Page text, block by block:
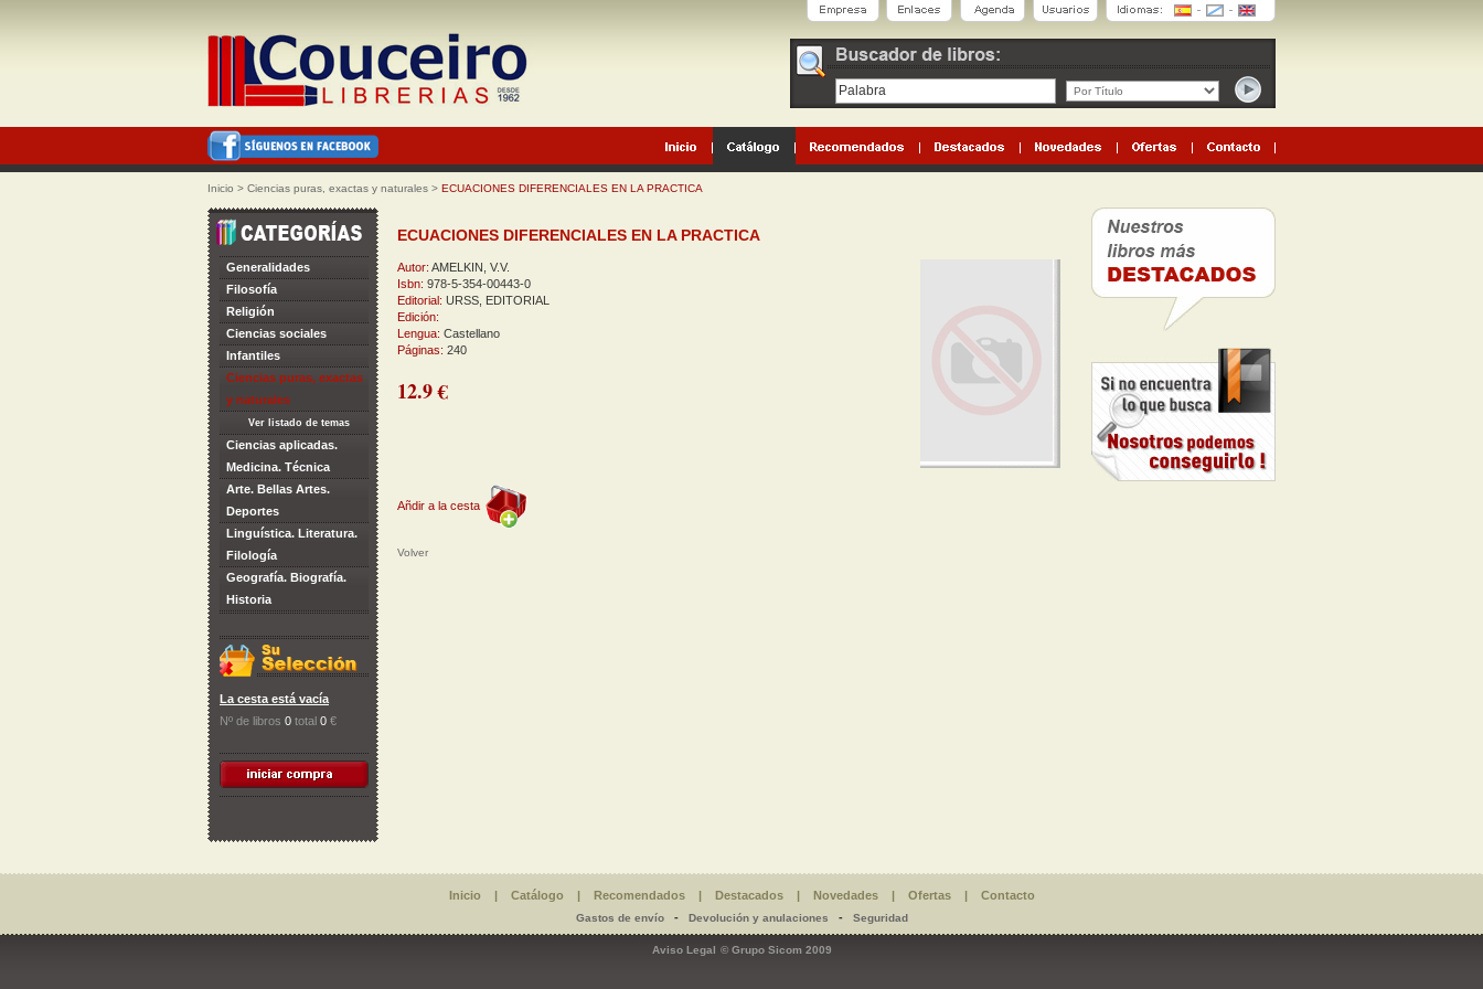
Inicio > Ciencias puras, exactas y naturales > ECUACIONES DIFERENCIALES EN LA PRACTICA
Generalidades
Filosofía
Religión
Ciencias sociales
Infantiles
Ciencias puras, exactas
y naturales
Ver listado de temas
Ciencias aplicadas.
Medicina. Técnica
Arte. Bellas Artes.
Deportes
Linguística. Literatura.
Filología
Geografía. Biografía.
Historia
La cesta está vacía
Nº de libros 0 total 0 €
ECUACIONES DIFERENCIALES EN LA PRACTICA
Autor: AMELKIN, V.V.
Isbn: 978-5-354-00443-0
Editorial: URSS, EDITORIAL
Edición:
Lengua: Castellano
Páginas: 240
12.9 €
Añdir a la cesta
Volver
Inicio | Catálogo | Recomendados| Destacados| Novedades| Ofertas| Contacto
Gastos de envío- Devolución y anulaciones - Seguridad
Aviso Legal © Grupo Sicom 2009